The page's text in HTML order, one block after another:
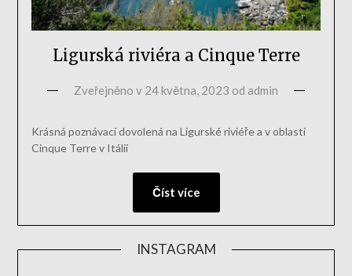
Ligurská riviéra a Cinque Terre
Zveřejněno v 24 května, 2023 od admin
Krásná poznávací dovolená na Ligurské riviéře a v oblasti
Cinque Terre v Itálii
Číst více
INSTAGRAM